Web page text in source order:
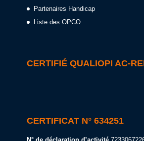
Partenaires Handicap
Liste des OPCO
CERTIFIÉ QUALIOPI AC-
CERTIFICAT N° 634251